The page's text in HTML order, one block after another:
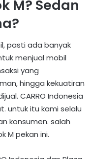
M? Sedan
pasti ada banyak
menjual mobil
yang
hingga kekuatiran
CARRO Indonesia
untuk itu kami selalu
konsumen. salah
M pekan ini.